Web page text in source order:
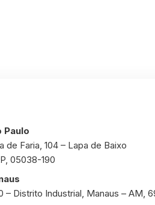
Paulo
de Faria, 104 – Lapa de Baixo
05038-190
– Distrito Industrial, Manaus – AM,